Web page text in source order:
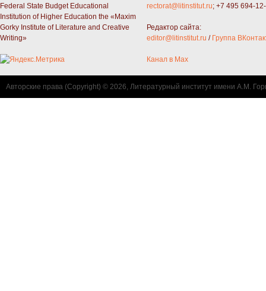
Federal State Budget Educational
Institution of Higher Education the «Maxim
Gorky Institute of Literature and Creative
Writing»
rectorat@litinstitut.ru; +7 495 694-
Редактор сайта:
editor@litinstitut.ru / Группа
Канал в Max
Авторские права (Copyright) © 2026, Литературный институт имени А.М.